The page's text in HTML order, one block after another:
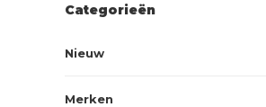
Categorieën
Nieuw
Merken